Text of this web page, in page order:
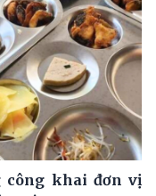
công khai đơn vị